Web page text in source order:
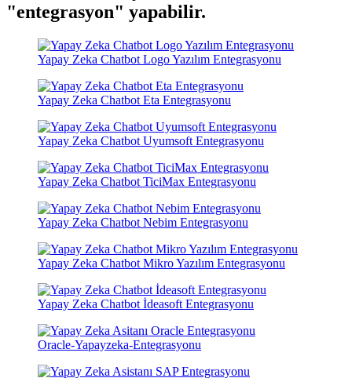
"entegrasyon" yapabilir.
Yapay Zeka Chatbot Logo Yazılım Entegrasyonu
Yapay Zeka Chatbot Eta Entegrasyonu
Yapay Zeka Chatbot Uyumsoft Entegrasyonu
Yapay Zeka Chatbot TiciMax Entegrasyonu
Yapay Zeka Chatbot Nebim Entegrasyonu
Yapay Zeka Chatbot Mikro Yazılım Entegrasyonu
Yapay Zeka Chatbot İdeasoft Entegrasyonu
Oracle-Yapayzeka-Entegrasyonu